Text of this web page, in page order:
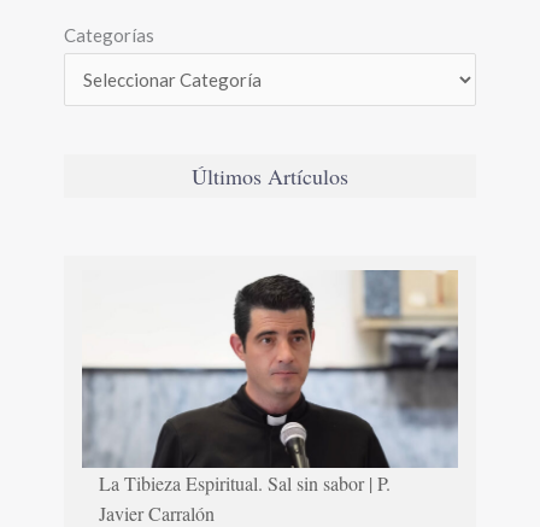
Categorías
Últimos Artículos
La Tibieza Espiritual. Sal sin sabor | P.
Javier Carralón